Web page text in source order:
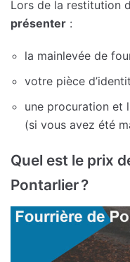
Lors de la restitution
présenter :
la mainlevée de
votre pièce
une procuration et
(si vous avez été
Quel est le prix
Pontarlier ?